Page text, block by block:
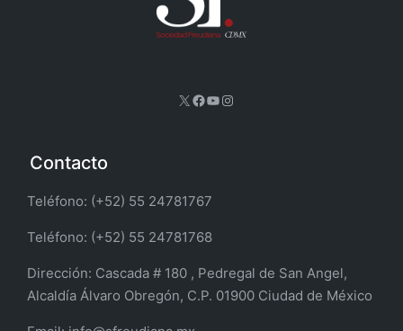
X Facebook
YouTube
Instagram
Contacto
Teléfono: (+52) 55 24781767
Teléfono: (+52) 55 24781768
Dirección: Cascada # 180 , Pedregal de San Angel,
Alcaldía Álvaro Obregón, C.P. 01900 Ciudad de México